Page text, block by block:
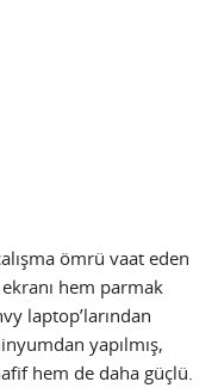
ömrü vaat eden
hem parmak
laptop’larından
yapılmış,
hem de daha güçlü.